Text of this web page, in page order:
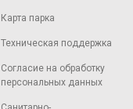
Карта парка
Техническая поддержка
Согласие на обработку
персональных данных